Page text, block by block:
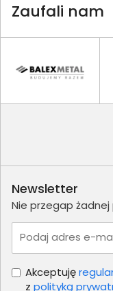
Zaufali nam
Newsletter
Nie przegap
Podaj adres e-
Akceptuję
z polityką